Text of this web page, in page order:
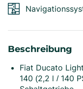
Beschreibung
Fiat Ducato
140 (2,2 l / 140